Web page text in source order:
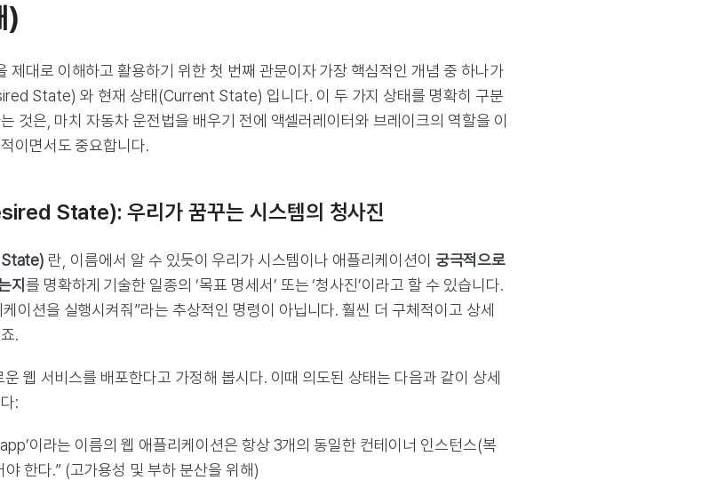
)
제대로 이해하고 활용하기 위한 첫 번째 관문이자 가장 핵심적인 개념 중 하나가
State) 와 현재 상태(Current State) 입니다. 이 두 가지 상태를 명확히 구분
것은, 마치 자동차 운전법을 배우기 전에 액셀러레이터와 브레이크의 역할을 이
이면서도 중요합니다.
State): 우리가 꿈꾸는 시스템의 청사진
란, 이름에서 알 수 있듯이 우리가 시스템이나 애플리케이션이 궁극적으로
지 를 명확하게 기술한 일종의 ‘목표 명세서’ 또는 ‘청사진’이라고 할 수 있습니다.
이션을 실행시켜줘”라는 추상적인 명령이 아닙니다. 훨씬 더 구체적이고 상세
.
웹 서비스를 배포한다고 가정해 봅시다. 이때 의도된 상태는 다음과 같이 상세
:
이라는 이름의 웹 애플리케이션은 항상 3개의 동일한 컨테이너 인스턴스(복
한다.” (고가용성 및 부하 분산을 위해)